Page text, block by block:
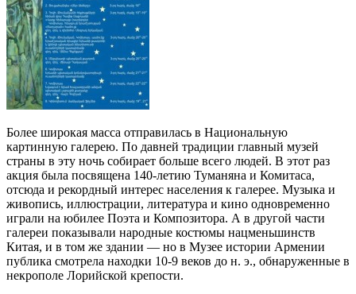
Более широкая масса отправилась в Национальную
картинную галерею. По давней традиции главный музей
страны в эту ночь собирает больше всего людей. В этот раз
акция была посвящена 140-летию Туманяна и Комитаса,
отсюда и рекордный интерес населения к галерее. Музыка и
живопись, иллюстрации, литература и кино одновременно
играли на юбилее Поэта и Композитора. А в другой части
галереи показывали народные костюмы нацменьшинств
Китая, и в том же здании — но в Музее истории Армении
публика смотрела находки 10-9 веков до н. э., обнаруженные в
некрополе Лорийской крепости.